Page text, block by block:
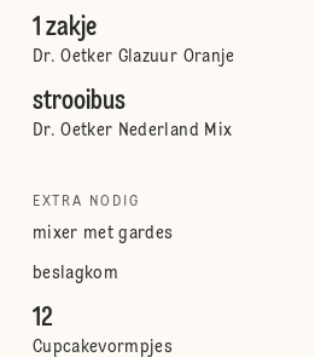
1 zakje
Dr. Oetker Glazuur Oranje
strooibus
Dr. Oetker Nederland Mix
EXTRA NODIG
mixer met gardes
beslagkom
12
Cupcakevormpjes